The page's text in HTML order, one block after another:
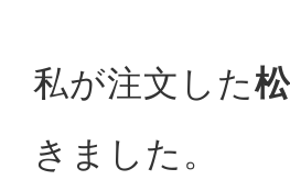
私が注文した
きました。